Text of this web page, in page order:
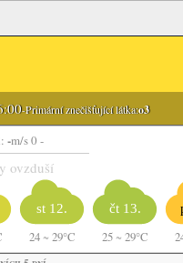
-Primární znečišťující látka:o3
-m/s 0 -
ovzduší
st 12.
24 ~ 29°C
čt 13.
25 ~ 29°C